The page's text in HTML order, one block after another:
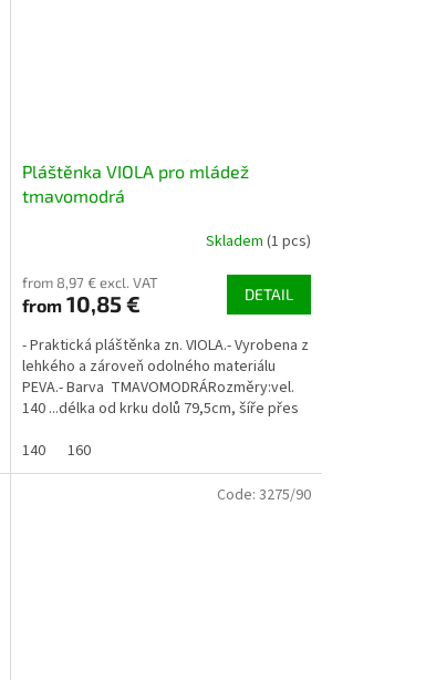
Pláštěnka VIOLA pro mládež
tmavomodrá
Skladem (1 pcs)
from 8,97 € excl. VAT
from10,85 € DETAIL
- Praktická pláštěnka zn. VIOLA.- Vyrobena z
lehkého a zároveň odolného materiálu
PEVA.- Barva TMAVOMODRÁRozměry:vel.
140 ...délka od krku dolů 79,5cm, šíře přes
140
160
Code: 3275/90